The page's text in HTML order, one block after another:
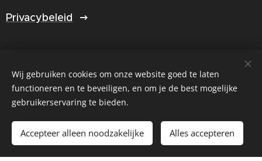
Privacybeleid
Select Language
© Created by Fijnlijner.nl Cookies
Wij gebruiken cookies om onze website goed te laten
functioneren en te beveiligen, en om je de best mogelijke
gebruikerservaring te bieden.
Accepteer alleen noodzakelijke Alles accepteren